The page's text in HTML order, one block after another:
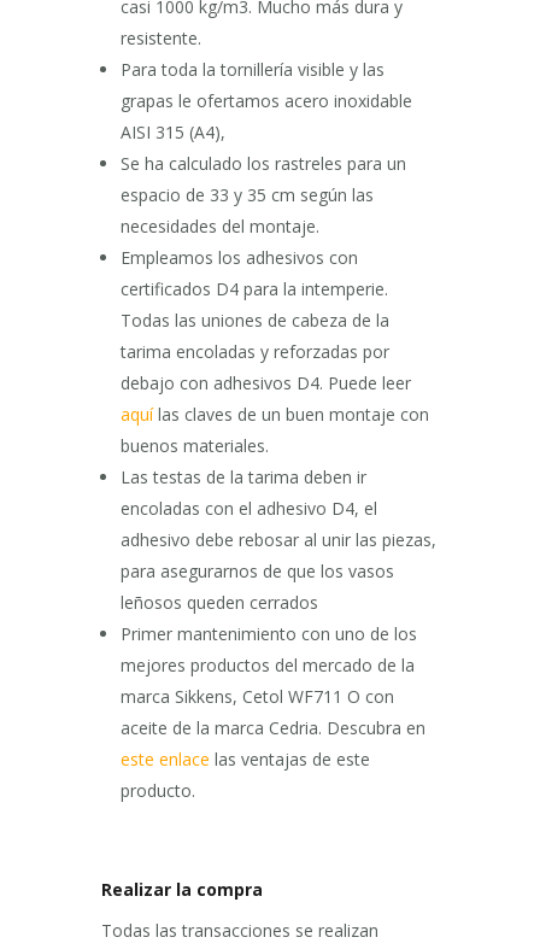
casi 1000 kg/m3. Mucho más dura y
resistente.
Para toda la tornillería visible y las
grapas le ofertamos acero inoxidable
AISI 315 (A4),
Se ha calculado los rastreles para un
espacio de 33 y 35 cm según las
necesidades del montaje.
Empleamos los adhesivos con
certificados D4 para la intemperie.
Todas las uniones de cabeza de la
tarima encoladas y reforzadas por
debajo con adhesivos D4. Puede leer
aquílas claves de un buen montaje con
buenos materiales.
Las testas de la tarima deben ir
encoladas con el adhesivo D4, el
adhesivo debe rebosar al unir las piezas,
para asegurarnos de que los vasos
leñosos queden cerrados
Primer mantenimiento con uno de los
mejores productos del mercado de la
marca Sikkens, Cetol WF711 O con
aceite de la marca Cedria. Descubra en
este enlace las ventajas de este
producto.
Realizar la compra
Todas las transacciones se realizan